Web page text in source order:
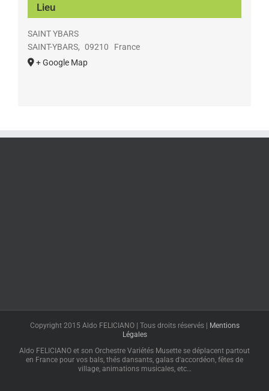
Lieu
SAINT YBARS
SAINT-YBARS, 09210
France
+ Google Map
Copyright 2015 Aldo FELICIANO | Tous droits réservés |
Mentions
Légales
Aldo FELICIANO et son Orchestre Variétés Musette se déplacent partout
en France pour vos bals, thés dansants, galas d'accordéon, fêtes de
village, animations musicales, etc…